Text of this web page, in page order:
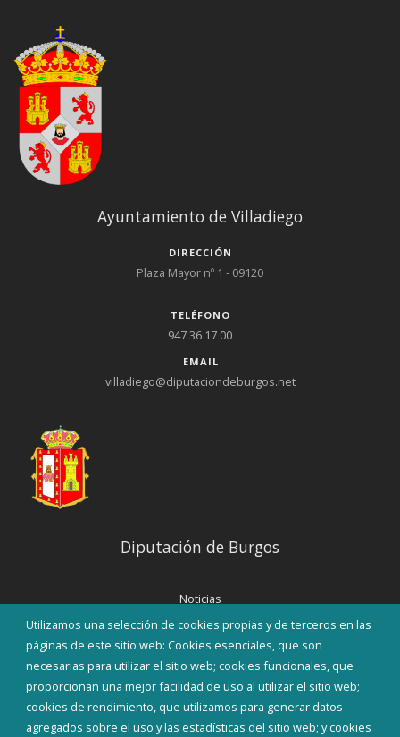
Utilizamos una selección de cookies propias y de terceros en las
páginas de este sitio web: Cookies esenciales, que son
necesarias para utilizar el sitio web; cookies funcionales, que
proporcionan una mejor facilidad de uso al utilizar el sitio web;
cookies de rendimiento, que utilizamos para generar datos
agregados sobre el uso y las estadísticas del sitio web; y cookies
Ayuntamiento de Villadiego
DIRECCIÓN
Plaza Mayor nº 1 - 09120
TELÉFONO
947 36 17 00
EMAIL
villadiego@diputaciondeburgos.net
Diputación de Burgos
Noticias
Eventos
Corporación Municipal
Teléfonos de interés
INICIAR SESIÓN
MAPA WEB